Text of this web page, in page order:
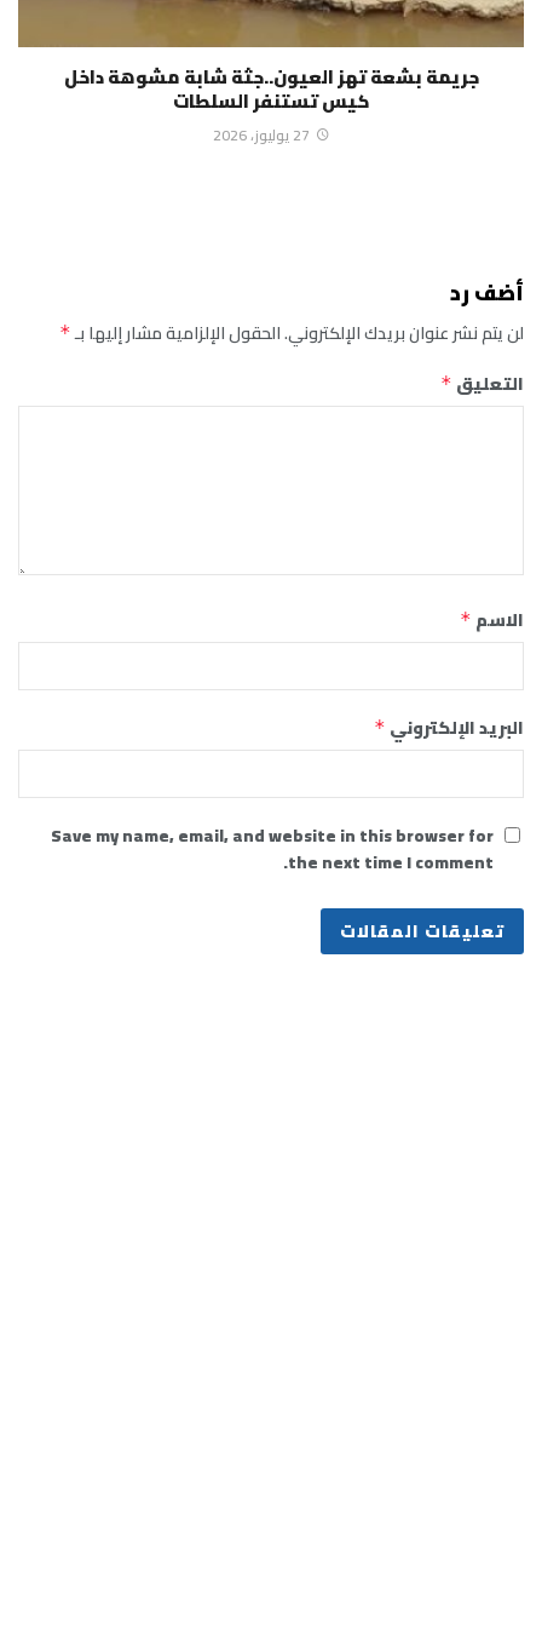
جريمة بشعة تهز العيون..جثة شابة مشوهة داخل
كيس تستنفر السلطات
27 يوليوز، 2026
أضف رد
لن يتم نشر عنوان بريدك الإلكتروني.الحقول الإلزامية مشار إليها بـ*
التعليق *
الاسم *
البريد الإلكتروني *
Save my name, email, and website in this browser for
the next time I comment.